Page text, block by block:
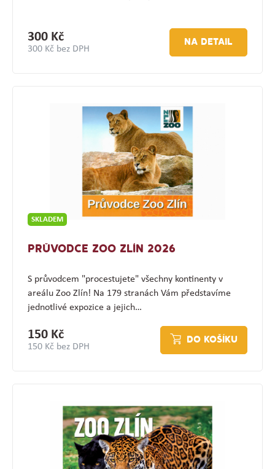
300 Kč
300 Kč bez DPH
NA DETAIL
SKLADEM
PRŮVODCE ZOO ZLÍN 2026
S průvodcem "procestujete" všechny kontinenty v
areálu Zoo Zlín! Na 179 stranách Vám představíme
jednotlivé expozice a jejich…
150 Kč
150 Kč bez DPH
DO KOŠÍKU